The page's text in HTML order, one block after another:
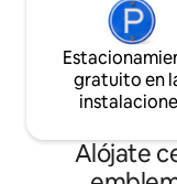
gratuito en
Alójate